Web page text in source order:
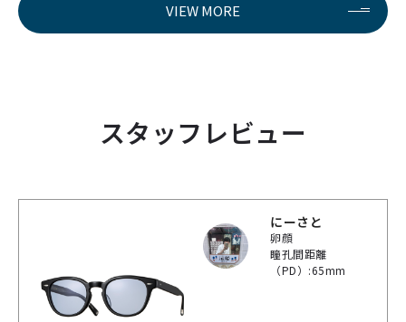
VIEW MORE
スタッフレビュー
にーさと
卵顔
瞳孔間距離
（PD）:65mm